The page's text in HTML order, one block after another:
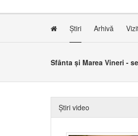
Știri Arhivă
Sfânta și Marea Vineri -
Știri video